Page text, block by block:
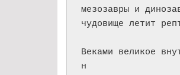
мезозавры и
чудовище летит
Веками великое
н